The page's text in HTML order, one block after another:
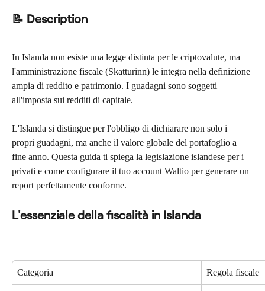
📝 Description
In Islanda non esiste una legge distinta per le criptovalute, ma
l'amministrazione fiscale (Skatturinn) le integra nella definizione
ampia di reddito e patrimonio. I guadagni sono soggetti
all'imposta sui redditi di capitale.
L'Islanda si distingue per l'obbligo di dichiarare non solo i
propri guadagni, ma anche il valore globale del portafoglio a
fine anno. Questa guida ti spiega la legislazione islandese per i
privati e come configurare il tuo account Waltio per generare un
report perfettamente conforme.
L'essenziale della fiscalità in Islanda
Categoria Regola fiscale